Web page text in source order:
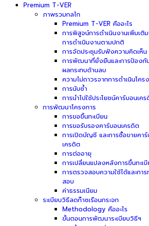
Premium T-VER
ภาพรวมกลไก
Premium T-VER คืออะไร
การพิสูจน์การดำเนินงานเพิ่มเติ
การดำเนินงานตามปกติ
การจัดประชุมรับฟังความคิดเห็น
การพัฒนาที่ยั่งยืนและการป้องกั
ผลกระทบด้านลบ
ความไม่ถาวรจากการดำเนินโคร
การนับซ้ำ
การนำไปใช้ประโยชน์คาร์บอนเค
การพัฒนาโครงการ
การขอขึ้นทะเบียน
การขอรับรองคาร์บอนเครดิต
การเปิดบัญชี และการซื้อขายคา
เครดิต
การต่ออายุ
การเปลี่ยนแปลงหลังการขึ้นทะเ
การตรวจสอบความใช้ได้และกา
สอบ
ค่าธรรมเนียม
ระเบียบวิธีลดก๊าซเรือนกระจก
Methodology คืออะไร
ขั้นตอนการพัฒนาระเบียบวิธีฯ